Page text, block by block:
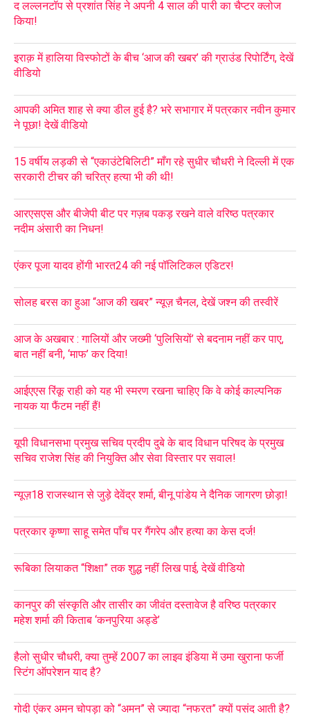
द लल्लनटॉप से प्रशांत सिंह ने अपनी 4 साल की पारी का चैप्टर क्लोज
किया!
इराक़ में हालिया विस्फोटों के बीच ‘आज की खबर’ की ग्राउंड रिपोर्टिंग, देखें
वीडियो
आपकी अमित शाह से क्या डील हुई है? भरे सभागार में पत्रकार नवीन कुमार
ने पूछा! देखें वीडियो
15 वर्षीय लड़की से “एकाउंटेबिलिटी” माँग रहे सुधीर चौधरी ने दिल्ली में एक
सरकारी टीचर की चरित्र हत्या भी की थी!
आरएसएस और बीजेपी बीट पर गज़ब पकड़ रखने वाले वरिष्ठ पत्रकार
नदीम अंसारी का निधन!
एंकर पूजा यादव होंगी भारत24 की नई पॉलिटिकल एडिटर!
सोलह बरस का हुआ “आज की खबर” न्यूज़ चैनल, देखें जश्न की तस्वीरें
आज के अखबार : गालियों और जख्मी ‘पुलिसियों’ से बदनाम नहीं कर पाए,
बात नहीं बनी, ‘माफ’ कर दिया!
आईएएस रिंकू राही को यह भी स्मरण रखना चाहिए कि वे कोई काल्पनिक
नायक या फैंटम नहीं हैं!
यूपी विधानसभा प्रमुख सचिव प्रदीप दुबे के बाद विधान परिषद के प्रमुख
सचिव राजेश सिंह की नियुक्ति और सेवा विस्तार पर सवाल!
न्यूज़18 राजस्थान से जुड़े देवेंद्र शर्मा, बीनू पांडेय ने दैनिक जागरण छोड़ा!
पत्रकार कृष्णा साहू समेत पाँच पर गैंगरेप और हत्या का केस दर्ज!
रूबिका लियाकत “शिक्षा” तक शुद्ध नहीं लिख पाई, देखें वीडियो
कानपुर की संस्कृति और तासीर का जीवंत दस्तावेज है वरिष्ठ पत्रकार
महेश शर्मा की किताब ‘कनपुरिया अड्डे’
हैलो सुधीर चौधरी, क्या तुम्हें 2007 का लाइव इंडिया में उमा खुराना फर्जी
स्टिंग ऑपरेशन याद है?
गोदी एंकर अमन चोपड़ा को “अमन” से ज्यादा “नफरत” क्यों पसंद आती है?